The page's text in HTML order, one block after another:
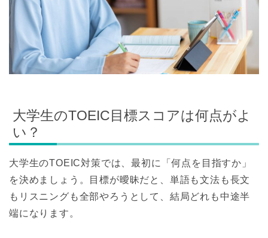
大学生のTOEIC目標スコアは何点がよ
い？
大学生のTOEIC対策では、最初に「何点を目指すか」
を決めましょう。目標が曖昧だと、単語も文法も長文
もリスニングも全部やろうとして、結局どれも中途半
端になります。